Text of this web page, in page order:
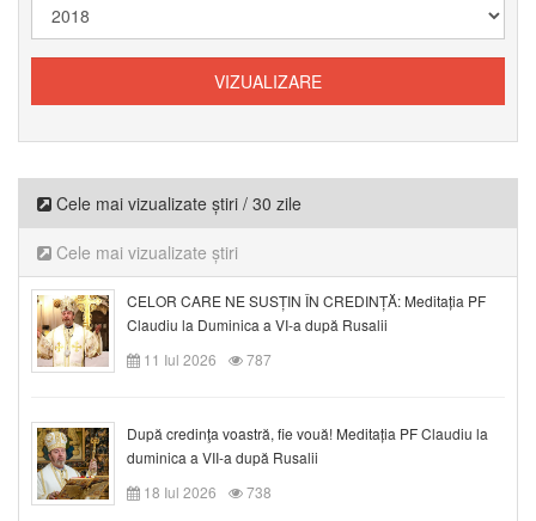
Cele mai vizualizate știri / 30 zile
Cele mai vizualizate știri
CELOR CARE NE SUSȚIN ÎN CREDINȚĂ: Meditația PF
Claudiu la Duminica a VI-a după Rusalii
11 Iul 2026
787
După credinţa voastră, fie vouă! Meditația PF Claudiu la
duminica a VII-a după Rusalii
18 Iul 2026
738